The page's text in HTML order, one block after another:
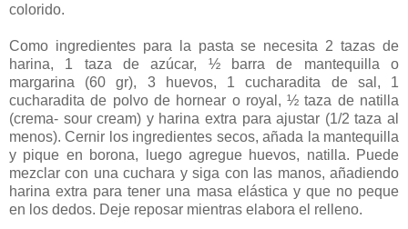
colorido.
Como ingredientes para la pasta se necesita 2 tazas de
harina, 1 taza de azúcar, ½ barra de mantequilla o
margarina (60 gr), 3 huevos, 1 cucharadita de sal, 1
cucharadita de polvo de hornear o royal, ½ taza de natilla
(crema- sour cream) y harina extra para ajustar (1/2 taza al
menos). Cernir los ingredientes secos, añada la mantequilla
y pique en borona, luego agregue huevos, natilla. Puede
mezclar con una cuchara y siga con las manos, añadiendo
harina extra para tener una masa elástica y que no peque
en los dedos. Deje reposar mientras elabora el relleno.